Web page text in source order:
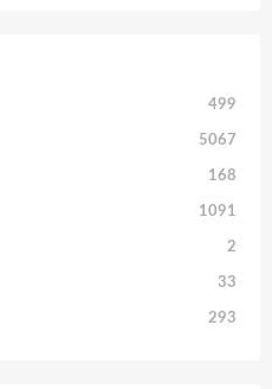
499
5067
168
1091
2
33
293